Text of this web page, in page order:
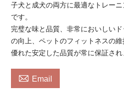
子犬と成犬の両方に最適なトレー
です。
完璧な味と品質、非常においしい
の向上、ペットのフィットネスの維
優れた安定した品質が常に保証され
 Email